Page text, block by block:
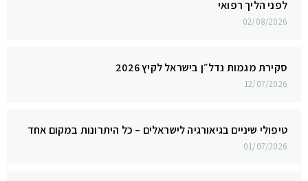
לפני הליך רפואי
02/08/2026
סקירת מגמות נדל״ן בישראל לקיץ 2026
12/07/2026
טיפולי שיניים בגיאורגיה לישראלים – כל היתרונות במקום אחד
01/07/2026